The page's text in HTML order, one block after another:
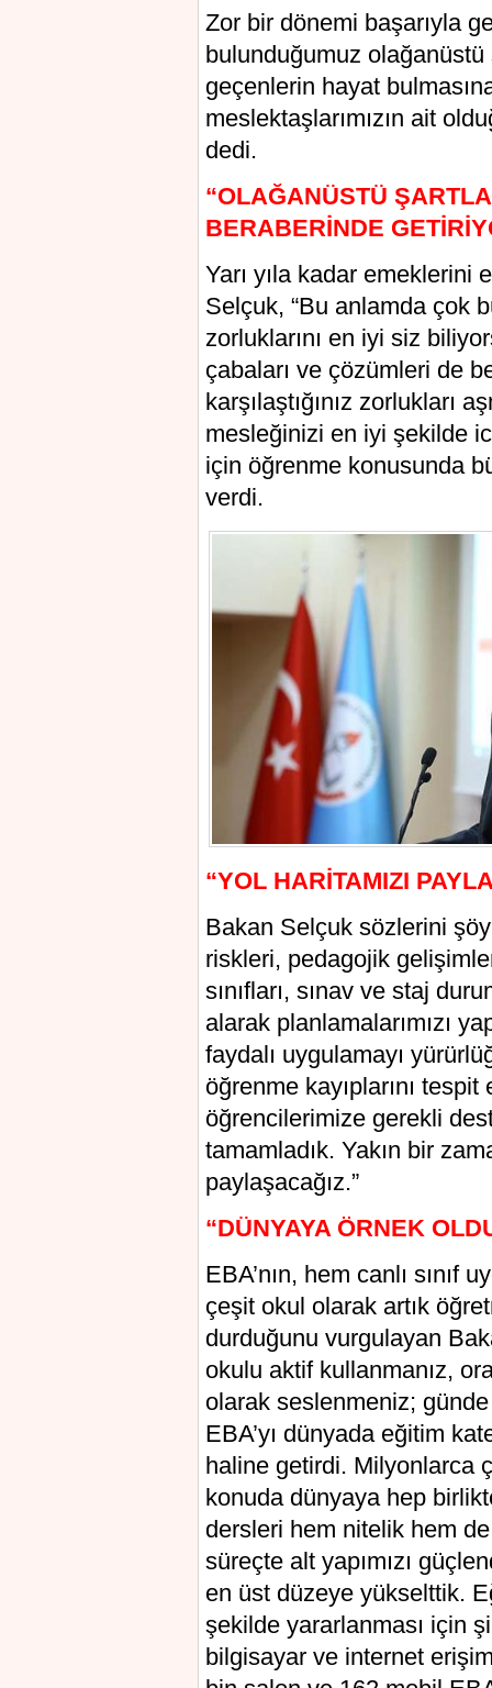
Zor bir dönemi başarıyla
bulunduğumuz
geçenlerin hayat
meslektaşlarımızın ait
dedi.
“OLAĞANÜSTÜ
BERABERİNDE
Yarı yıla kadar emeklerini
Selçuk, “Bu anlamda çok
zorluklarını en iyi siz
çabaları ve çözümleri de
karşılaştığınız zorlukları
mesleğinizi en iyi şekilde
için öğrenme konusunda
verdi.
“YOL HARİTAMIZI
Bakan Selçuk sözlerini
riskleri, pedagojik
sınıfları, sınav ve staj
alarak planlamalarımızı
faydalı uygulamayı
öğrenme kayıplarını
öğrencilerimize gerekli
tamamladık. Yakın bir
paylaşacağız.”
“DÜNYAYA ÖRNEK
EBA’nın, hem canlı sınıf
çeşit okul olarak artık
durduğunu vurgulayan
okulu aktif kullanmanız,
olarak seslenmeniz; günde
EBA’yı dünyada eğitim
haline getirdi. Milyonlarca
konuda dünyaya hep
dersleri hem nitelik hem
süreçte alt yapımızı
en üst düzeye yükselttik.
şekilde yararlanması için
bilgisayar ve internet